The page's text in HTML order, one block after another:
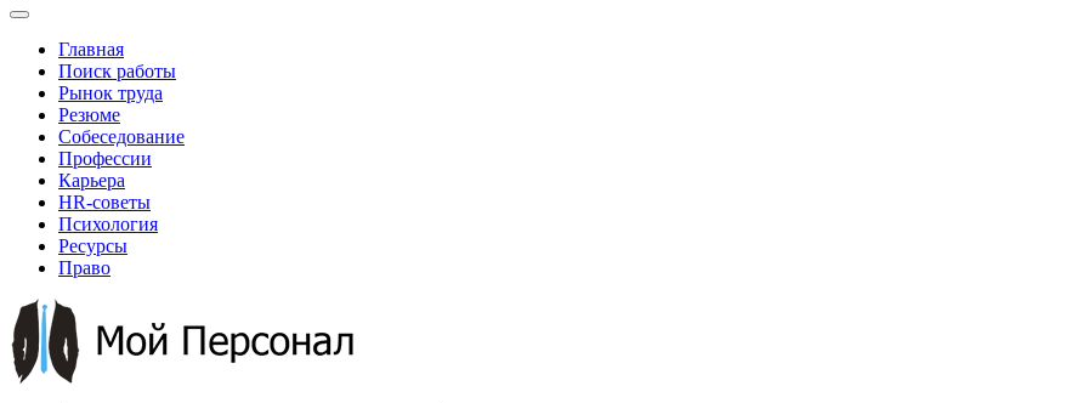
Главная
Поиск работы
Рынок труда
Резюме
Собеседование
Профессии
Карьера
HR-советы
Психология
Ресурсы
Право